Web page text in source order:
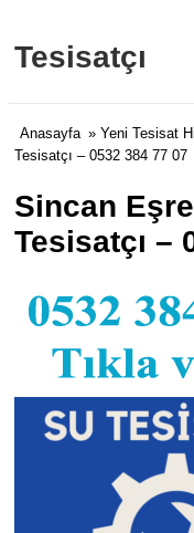
Tesisatçı
Anasayfa » Yeni Tesisat
Tesisatçı – 0532 384 77 07
Sincan
Tesisatçı –